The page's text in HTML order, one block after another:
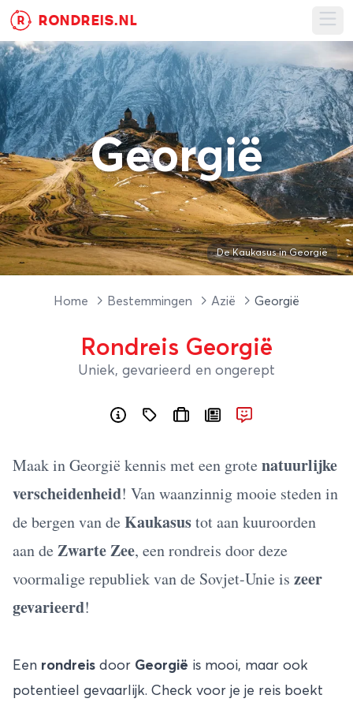
R RONDREIS.NL
Georgië
De Kaukasus in Georgië
Home Bestemmingen Azië Georgië
Rondreis Georgië
Uniek, gevarieerd en ongerept
Maak in Georgië kennis met een grotenatuurlijke
verscheidenheid! Van waanzinnig mooie steden in
de bergen van deKaukasustot aan kuuroorden
aan deZwarte Zee, een rondreis door deze
voormalige republiek van de Sovjet-Unie is zeer
gevarieerd!
Een rondreis door Georgië is mooi, maar ook
potentieel gevaarlijk. Check voor je je reis boekt